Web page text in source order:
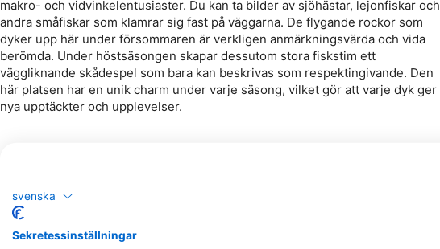
makro- och vidvinkelentusiaster. Du kan ta bilder av sjöhästar, lejonfiskar och
andra småfiskar som klamrar sig fast på väggarna. De flygande rockor som
dyker upp här under försommaren är verkligen anmärkningsvärda och vida
berömda. Under höstsäsongen skapar dessutom stora fiskstim ett
väggliknande skådespel som bara kan beskrivas som respektingivande. Den
här platsen har en unik charm under varje säsong, vilket gör att varje dyk ger
nya upptäckter och upplevelser.
Dykcenter som serverar denna dykplats
svenska
Sekretessinställningar